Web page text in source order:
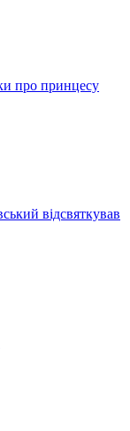
про принцесу
відсвяткував